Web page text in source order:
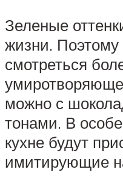
Зеленые
жизни.
смотреться
можно с
тонами. В
кухне будут
имитирующие